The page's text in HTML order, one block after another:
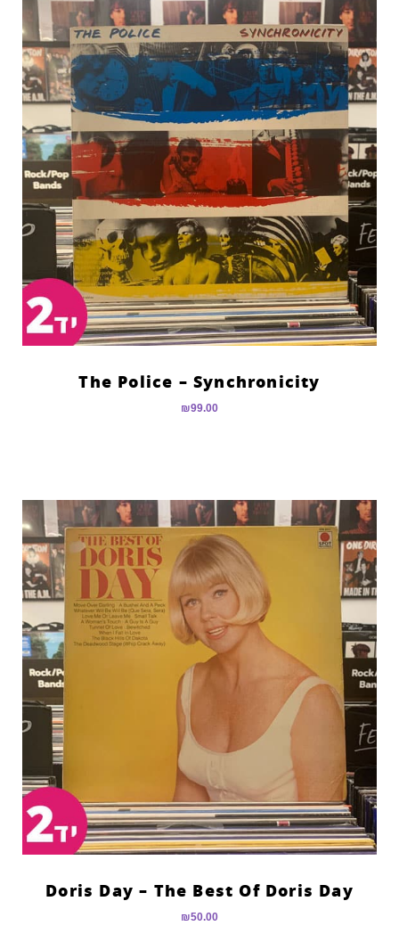
The Police – Synchronicity
₪99.00
Doris Day – The Best Of Doris Day
₪50.00